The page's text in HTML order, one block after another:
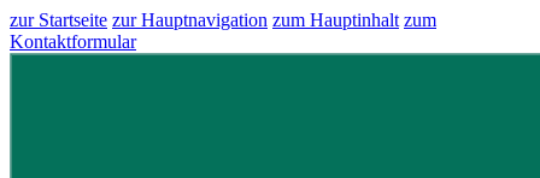
zur Startseite zur Hauptnavigation zum Hauptinhalt zum
Kontaktformular